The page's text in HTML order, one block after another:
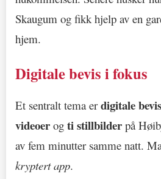
Skaugum og fikk hjelp av en
hjem.
Digitale bevis i fokus
Et sentralt tema erdigitale bevis
videoer og ti stillbilder på
av fem minutter samme natt.
kryptert app.